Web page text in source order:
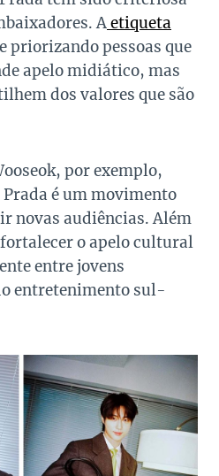
Aetiqueta
priorizando pessoas que
apelo midiático, mas
dos valores que são
por exemplo,
é um movimento
novas audiências. Além
o apelo cultural
entre jovens
entretenimento sul-